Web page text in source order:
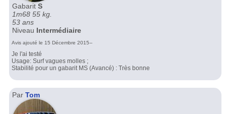
Gabarit S
1m68 55 kg.
53 ans
Niveau Intermédiaire
Avis ajouté le 15 Décembre 2015--
Je l'ai testé
Usage: Surf vagues molles ;
Stabilité pour un gabarit MS (Avancé) : Très bonne
Par Tom